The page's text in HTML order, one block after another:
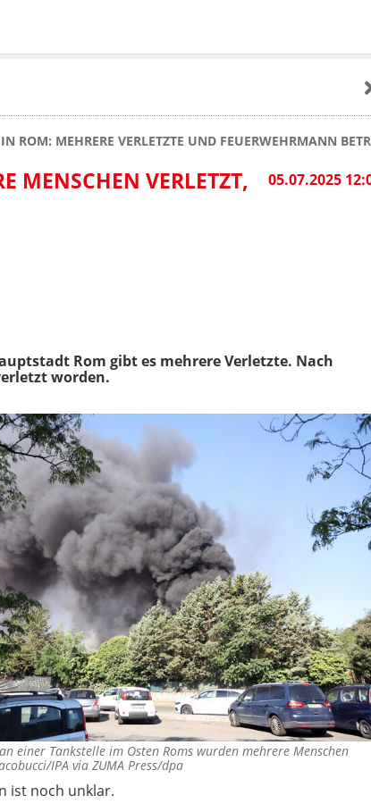
ROM: MEHRERE VERLETZTE UND FEUERWEHRMANN
05.07.2025
MENSCHEN VERLETZT,
Rom gibt es mehrere Verletzte. Nach
worden.
einer Tankstelle im Osten Roms wurden mehrere Menschen
IPA via ZUMA Press/dpa
ist noch unklar.